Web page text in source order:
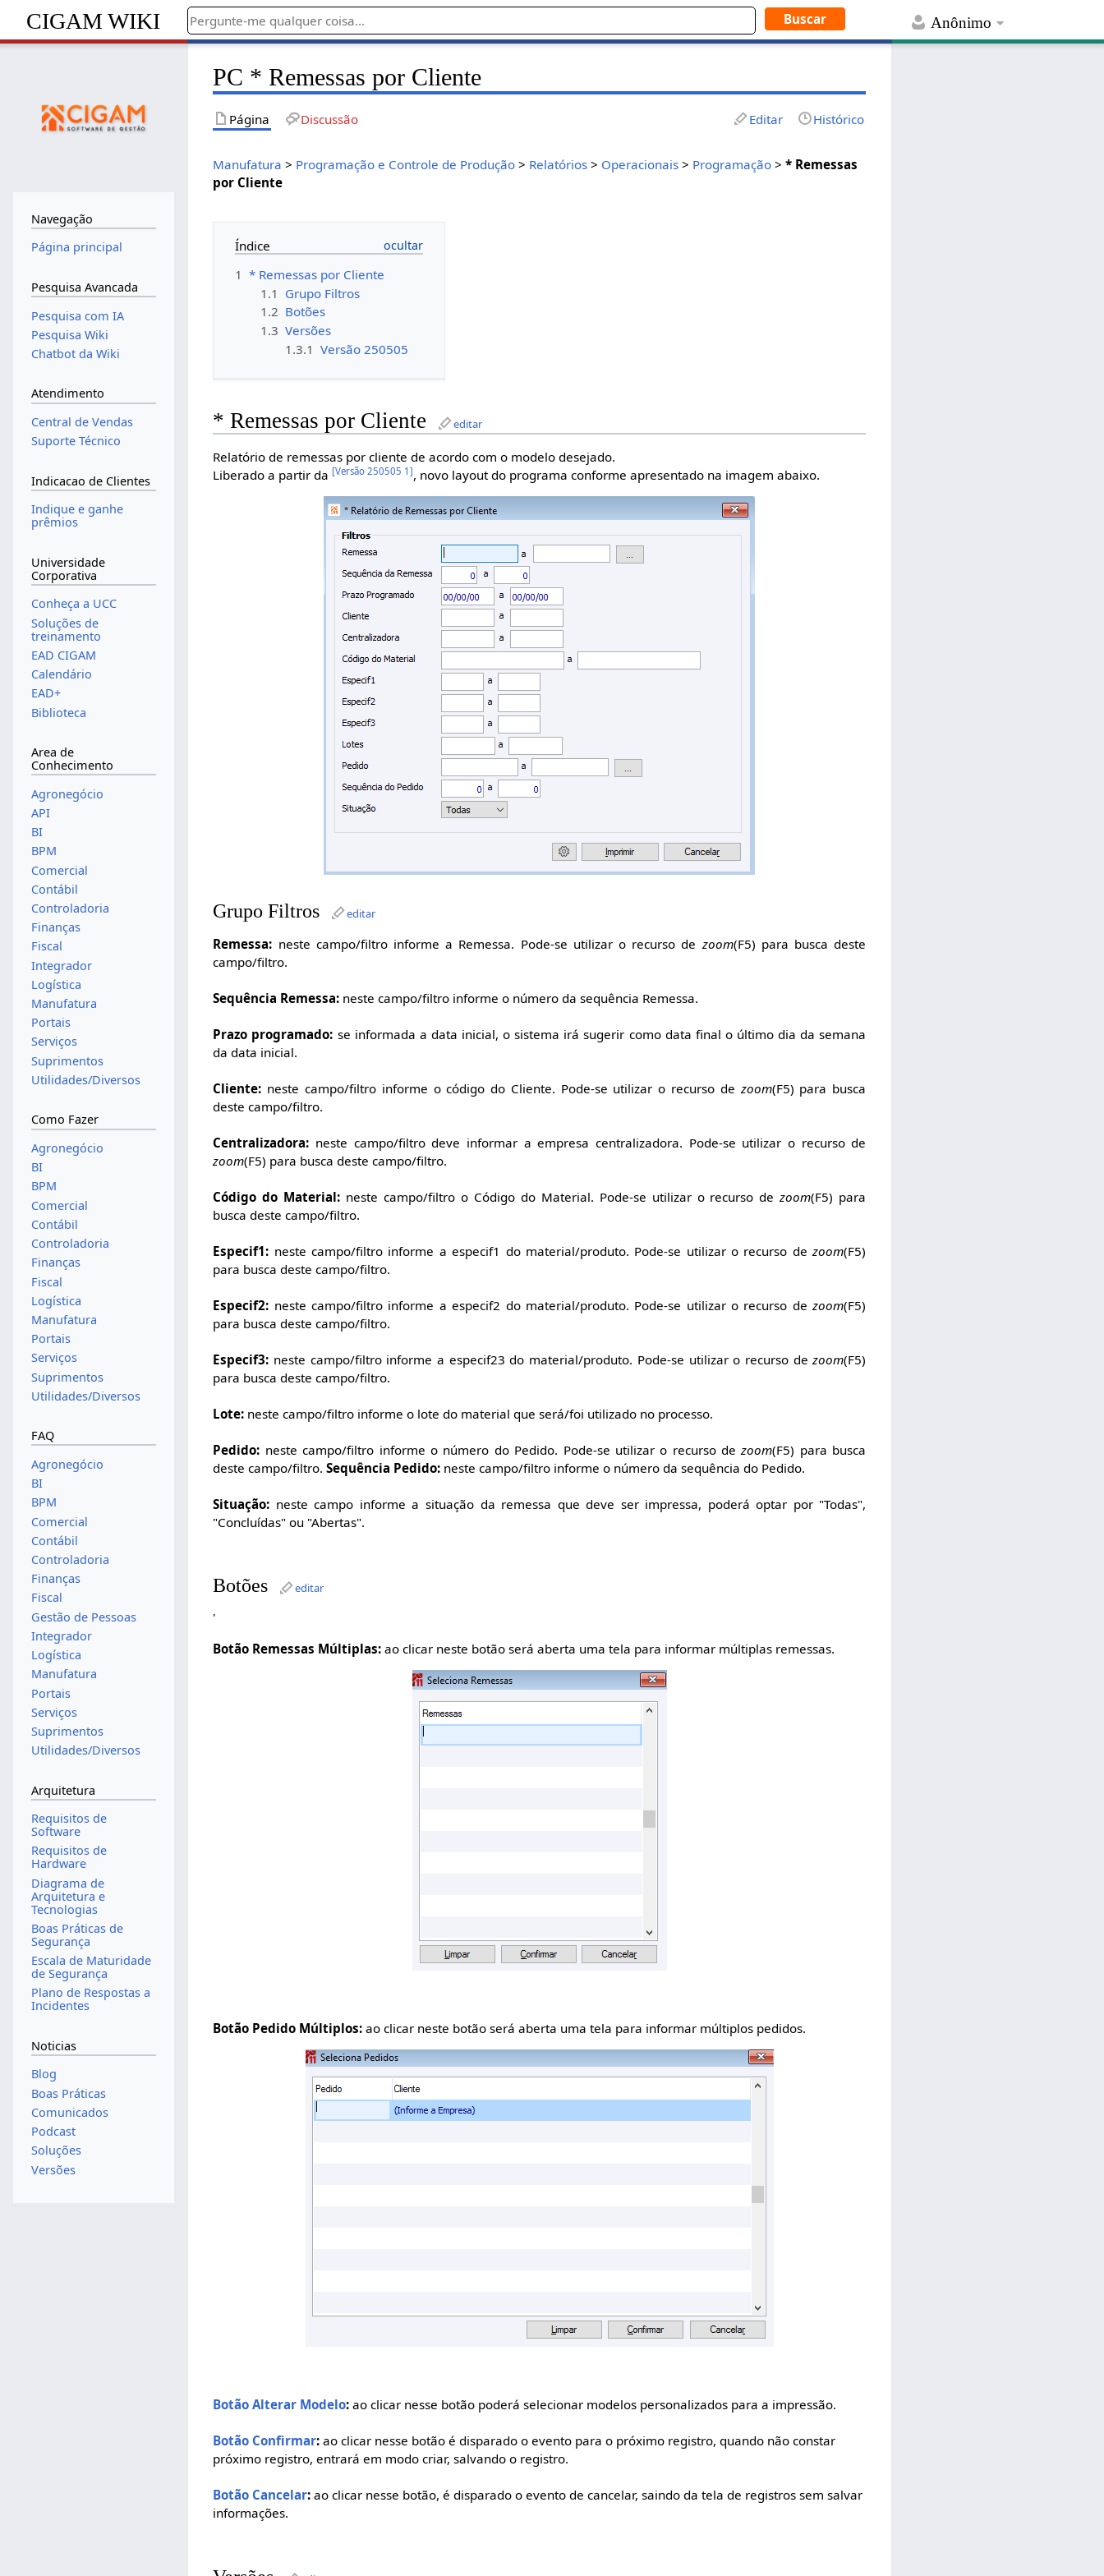
Anônimo
CIGAM WIKI
PC * Remessas por Cliente
Página Discussão Editar Histórico
Manufatura > Programação e Controle de Produção > Relatórios > Operacionais > Programação >* Remessas
por Cliente
Índice
1 * Remessas por Cliente
1.1 Grupo Filtros
1.2 Botões
1.3 Versões
1.3.1 Versão 250505
* Remessas por Cliente editar
Relatório de remessas por cliente de acordo com o modelo desejado.
Liberado a partir da [Versão 250505 1], novo layout do programa conforme apresentado na imagem abaixo.
Grupo Filtros editar
Remessa: neste campo/filtro informe a Remessa. Pode-se utilizar o recurso de zoom(F5) para busca deste
campo/filtro.
Sequência Remessa: neste campo/filtro informe o número da sequência Remessa.
Prazo programado: se informada a data inicial, o sistema irá sugerir como data final o último dia da semana
da data inicial.
Cliente: neste campo/filtro informe o código do Cliente. Pode-se utilizar o recurso de zoom(F5) para busca
deste campo/filtro.
Centralizadora: neste campo/filtro deve informar a empresa centralizadora. Pode-se utilizar o recurso de
zoom(F5) para busca deste campo/filtro.
Código do Material: neste campo/filtro o Código do Material. Pode-se utilizar o recurso dezoom(F5) para
busca deste campo/filtro.
Especif1: neste campo/filtro informe a especif1 do material/produto. Pode-se utilizar o recurso dezoom(F5)
para busca deste campo/filtro.
Especif2: neste campo/filtro informe a especif2 do material/produto. Pode-se utilizar o recurso dezoom(F5)
para busca deste campo/filtro.
Especif3: neste campo/filtro informe a especif23 do material/produto. Pode-se utilizar o recurso dezoom(F5)
para busca deste campo/filtro.
Lote: neste campo/filtro informe o lote do material que será/foi utilizado no processo.
Pedido: neste campo/filtro informe o número do Pedido. Pode-se utilizar o recurso dezoom(F5) para busca
deste campo/filtro.Sequência Pedido: neste campo/filtro informe o número da sequência do Pedido.
Situação: neste campo informe a situação da remessa que deve ser impressa, poderá optar por "Todas",
"Concluídas" ou "Abertas".
Botões editar
'
Botão Remessas Múltiplas: ao clicar neste botão será aberta uma tela para informar múltiplas remessas.
Botão Pedido Múltiplos: ao clicar neste botão será aberta uma tela para informar múltiplos pedidos.
Botão Alterar Modelo: ao clicar nesse botão poderá selecionar modelos personalizados para a impressão.
Botão Confirmar: ao clicar nesse botão é disparado o evento para o próximo registro, quando não constar
próximo registro, entrará em modo criar, salvando o registro.
Botão Cancelar: ao clicar nesse botão, é disparado o evento de cancelar, saindo da tela de registros sem salvar
informações.
Navegação
Página principal
Pesquisa Avancada
Pesquisa com IA
Pesquisa Wiki
Chatbot da Wiki
Atendimento
Central de Vendas
Suporte Técnico
Indicacao de Clientes
Indique e ganhe
prêmios
Universidade
Corporativa
Conheça a UCC
Soluções de
treinamento
EAD CIGAM
Calendário
EAD+
Biblioteca
Area de
Conhecimento
Agronegócio
API
BI
BPM
Comercial
Contábil
Controladoria
Finanças
Fiscal
Integrador
Logística
Manufatura
Portais
Serviços
Suprimentos
Utilidades/Diversos
Como Fazer
Agronegócio
BI
BPM
Comercial
Contábil
Controladoria
Finanças
Fiscal
Logística
Manufatura
Portais
Serviços
Suprimentos
Utilidades/Diversos
FAQ
Agronegócio
BI
BPM
Comercial
Contábil
Controladoria
Finanças
Fiscal
Gestão de Pessoas
Integrador
Logística
Manufatura
Portais
Serviços
Suprimentos
Utilidades/Diversos
Arquitetura
Requisitos de
Software
Requisitos de
Hardware
Diagrama de
Arquitetura e
Tecnologias
Boas Práticas de
Segurança
Escala de Maturidade
de Segurança
Plano de Respostas a
Incidentes
Noticias
Blog
Boas Práticas
Comunicados
Podcast
Soluções
Versões